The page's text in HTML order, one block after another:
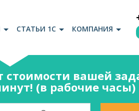
СТАТЬИ 1С КОМПАНИЯ
вашей
(в рабочие часы)